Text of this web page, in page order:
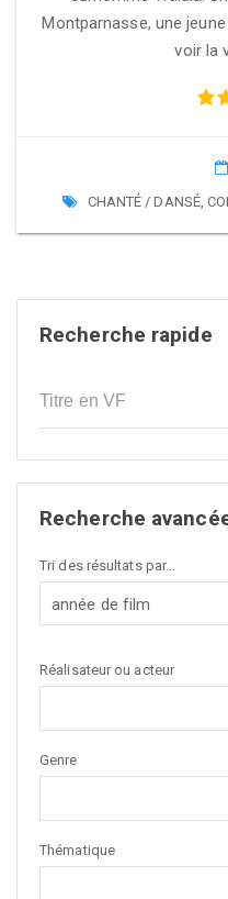
Montparnasse, une
voir la
CHANTÉ / DANSÉ,
Recherche rapide
Recherche
Tri des résultats par...
année de film
Réalisateur ou acteur
Genre
Thématique